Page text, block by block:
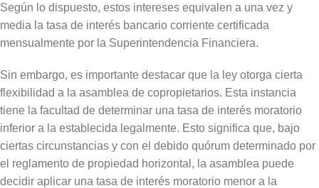
Según lo dispuesto, estos intereses equivalen a una vez y
media la tasa de interés bancario corriente certificada
mensualmente por la Superintendencia Financiera.
Sin embargo, es importante destacar que la ley otorga cierta
flexibilidad a la asamblea de copropietarios. Esta instancia
tiene la facultad de determinar una tasa de interés moratorio
inferior a la establecida legalmente. Esto significa que, bajo
ciertas circunstancias y con el debido quórum determinado por
el reglamento de propiedad horizontal, la asamblea puede
decidir aplicar una tasa de interés moratorio menor a la